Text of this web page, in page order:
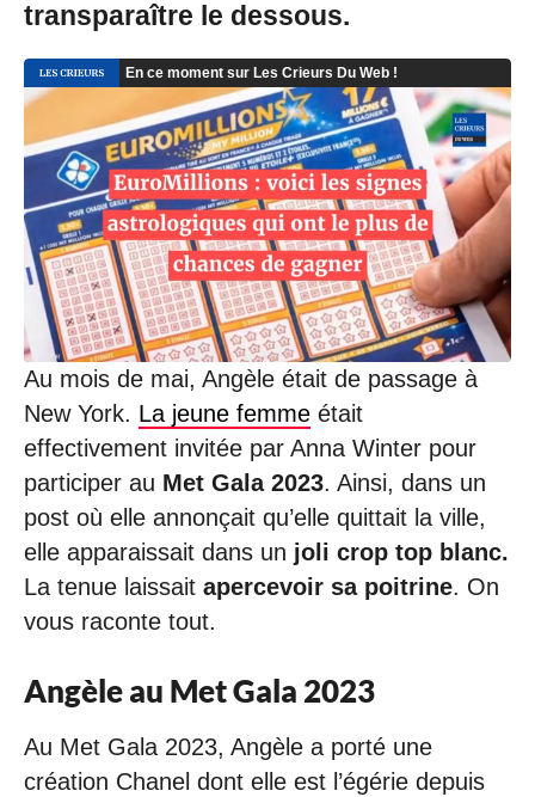
u
l
e
0
6
/
0
7
/
2
0
2
3
à
1
6
:
3
8
transparaître le dessous.
Au mois de mai, Angèle était de passage à
New York. La jeune femme était
effectivement invitée par Anna Winter pour
participer au Met Gala 2023. Ainsi, dans un
post où elle annonçait qu’elle quittait la ville,
elle apparaissait dans un joli crop top blanc.
La tenue laissait apercevoir sa poitrine. On
vous raconte tout.
Angèle au Met Gala 2023
Au Met Gala 2023, Angèle a porté une
création Chanel dont elle est l’égérie depuis